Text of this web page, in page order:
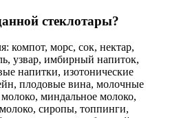
стеклотары?
компот, морс, сок, нектар,
узвар, имбирный напиток,
напитки, изотонические
плодовые вина, молочные
миндальное молоко,
сиропы, топпинги,